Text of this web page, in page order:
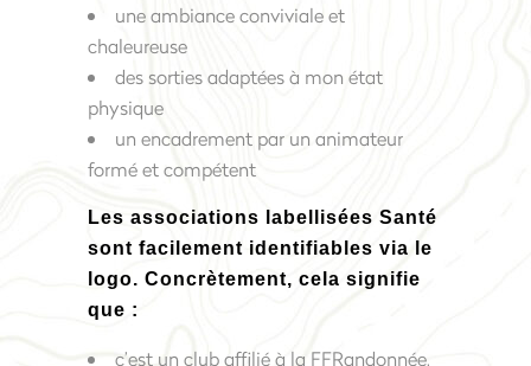
une ambiance conviviale et
chaleureuse
des sorties adaptées à mon état
physique
un encadrement par un animateur
formé et compétent
Les associations labellisées Santé
sont facilement identifiables via le
logo. Concrètement, cela signifie
que :
c’est un club affilié à la FFRandonnée,